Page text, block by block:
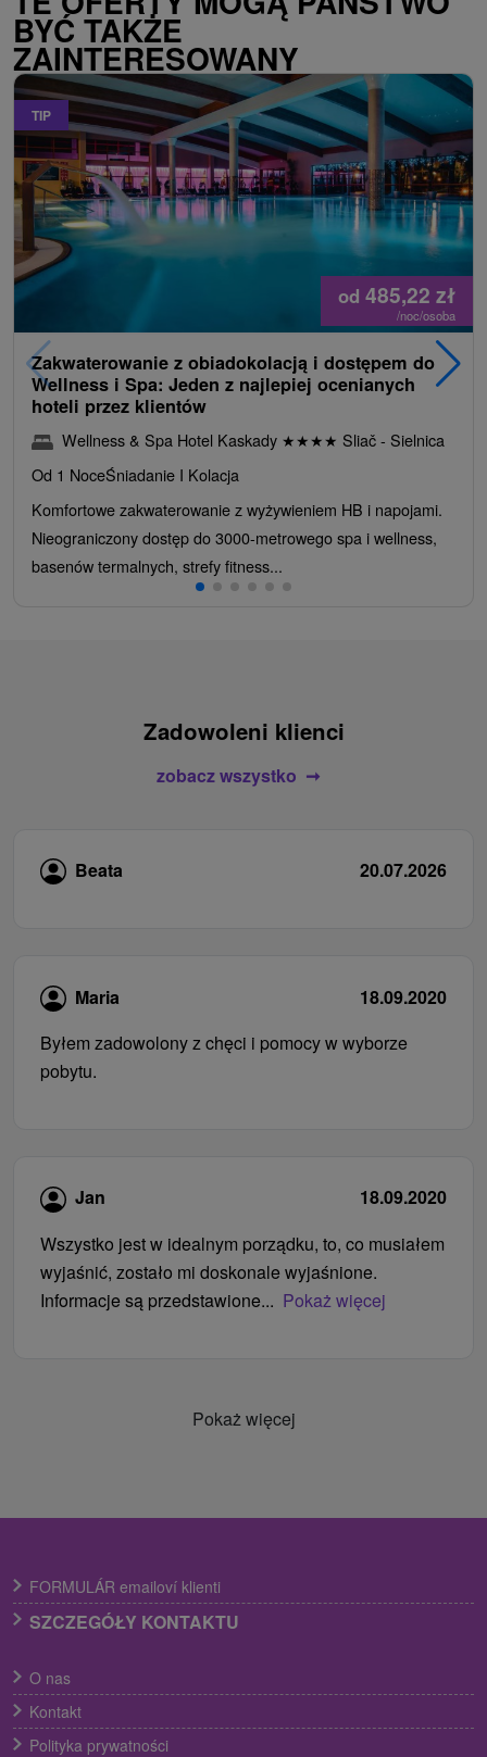
BYĆ TAKŻE
ZAINTERESOWANY
TIP
od 485,22 zł
/noc/osoba
Zakwaterowanie z obiadokolacją i dostępem do
Wellness i Spa: Jeden z najlepiej ocenianych
hoteli przez klientów
Wellness & Spa Hotel Kaskady ★★★★ Sliač - Sielnica
Od 1 NoceŚniadanie I Kolacja
Komfortowe zakwaterowanie z wyżywieniem HB i napojami.
Nieograniczony dostęp do 3000-metrowego spa i wellness,
basenów termalnych, strefy fitness...
Zadowoleni klienci
zobacz wszystko
Beata 20.07.2026
Maria
18.09.2020
Byłem zadowolony z chęci i pomocy w wyborze
pobytu.
Jan
18.09.2020
Wszystko jest w idealnym porządku, to, co musiałem
wyjaśnić, zostało mi doskonale wyjaśnione.
Informacje są przedstawione... Pokaż więcej
Pokaż więcej
FORMULÁR emailoví klienti
SZCZEGÓŁY KONTAKTU
O nas
Kontakt
Polityka prywatności